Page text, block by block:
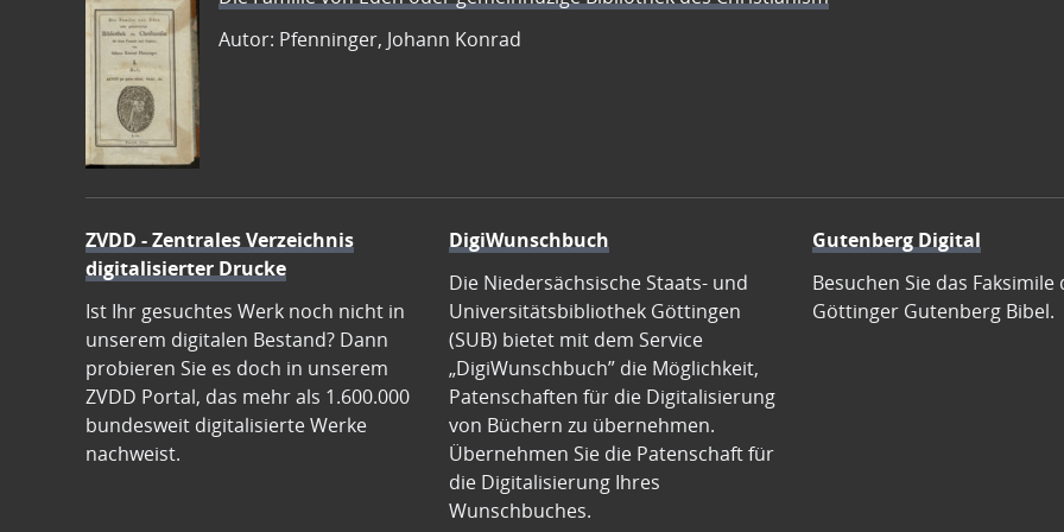
Autor: Pfenninger, Johann Konrad
ZVDD - Zentrales Verzeichnis
digitalisierter Drucke
Ist Ihr gesuchtes Werk noch nicht in
unserem digitalen Bestand? Dann
probieren Sie es doch in unserem
ZVDD Portal, das mehr als 1.600.000
bundesweit digitalisierte Werke
nachweist.
DigiWunschbuch
Die Niedersächsische Staats- und
Universitätsbibliothek Göttingen
(SUB) bietet mit dem Service
„DigiWunschbuch” die Möglichkeit,
Patenschaften für die Digitalisierung
von Büchern zu übernehmen.
Übernehmen Sie die Patenschaft für
die Digitalisierung Ihres
Wunschbuches.
Gutenberg Digital
Besuchen Sie das Faksimile
Göttinger Gutenberg Bibel.